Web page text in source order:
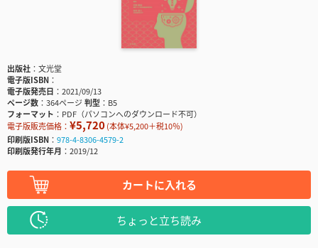
出版社
文光堂
電子版ISBN
電子版発売日
2021/09/13
ページ数
364ページ判型
B5
フォーマット
PDF（パソコンへのダウンロード不可）
電子版販売価格： ¥5,720(本体¥5,200＋税10％)
印刷版ISBN
978-4-8306-4579-2
印刷版発行年月
2019/12
カートに入れる
ちょっと立ち読み